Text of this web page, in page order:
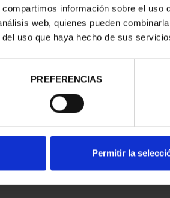
información sobre el uso
web, quienes pueden
uso que haya hecho de sus
PREFERENCIAS
Permitir la